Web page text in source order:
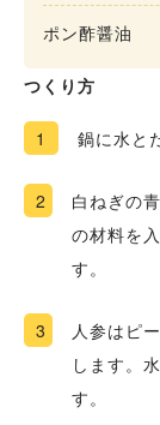
ポン酢醤油
つくり方
1 鍋に水と
2
白ねぎの
の材料を
す。
3
人参はピ
します。
す。